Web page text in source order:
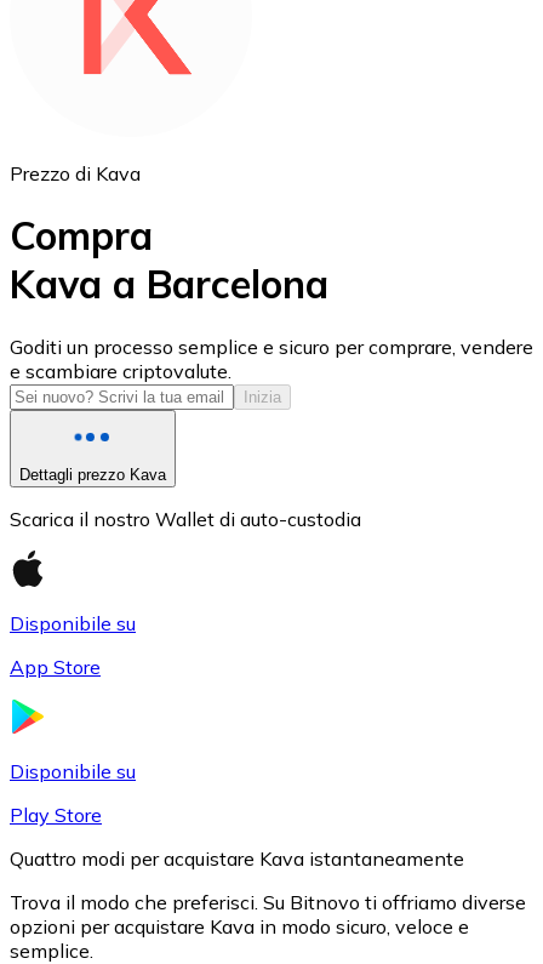
USD Coin
USDC
Prezzo di Kava
Compra
Kava a Barcelona
Goditi un processo semplice e sicuro per comprare, vendere
e scambiare criptovalute.
Inizia
Dettagli prezzo Kava
Scarica il nostro Wallet di auto-custodia
Disponibile su
App Store
Disponibile su
Play Store
Quattro modi per acquistare Kava istantaneamente
Trova il modo che preferisci. Su Bitnovo ti offriamo diverse
opzioni per acquistare Kava in modo sicuro, veloce e
semplice.